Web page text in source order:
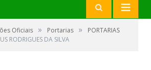
Oficiais » Portarias »
PORTARIAS
RODRIGUES DA SILVA